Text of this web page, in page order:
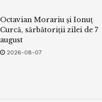
Octavian Morariu și Ionuț
Curcă, sărbătoriții zilei de 7
august
2026-08-07